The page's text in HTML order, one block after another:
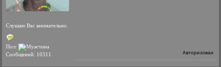
Слушаю Вас внимательно.
Пол:
Сообщений: 10311
Авторизован